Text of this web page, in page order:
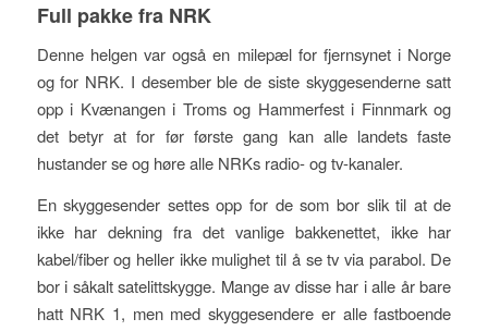
Full pakke fra NRK
Denne helgen var også en milepæl for fjernsynet i Norge
og for NRK. I desember ble de siste skyggesenderne satt
opp i Kvænangen i Troms og Hammerfest i Finnmark og
det betyr at for før første gang kan alle landets faste
hustander se og høre alle NRKs radio- og tv-kanaler.
En skyggesender settes opp for de som bor slik til at de
ikke har dekning fra det vanlige bakkenettet, ikke har
kabel/fiber og heller ikke mulighet til å se tv via parabol. De
bor i såkalt satelittskygge. Mange av disse har i alle år bare
hatt NRK 1, men med skyggesendere er alle fastboende